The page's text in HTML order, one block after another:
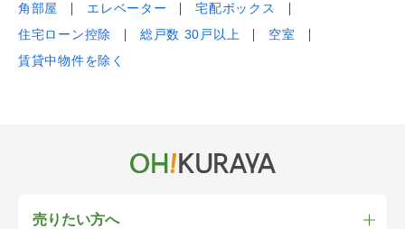
角部屋
エレベーター
宅配ボックス
住宅ローン控除
総戸数 30戸以上
空室
賃貸中物件を除く
売りたい方へ